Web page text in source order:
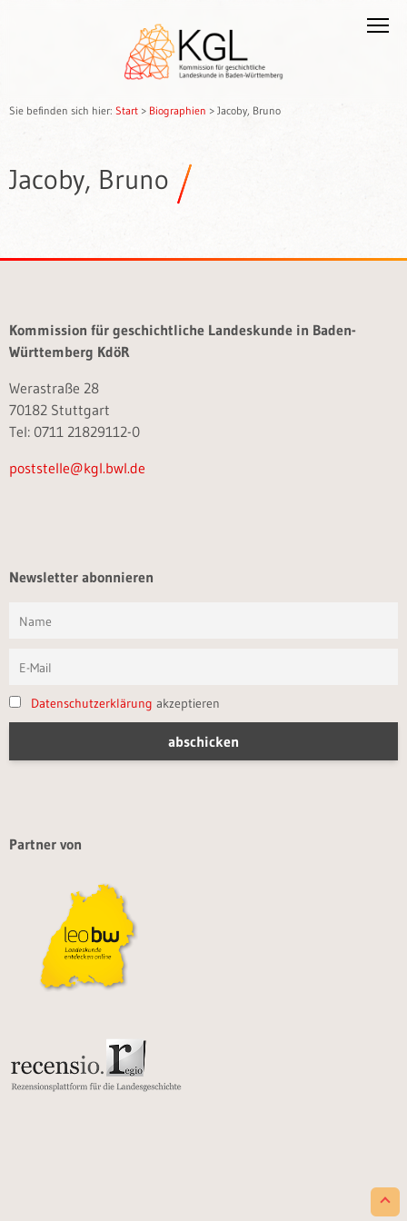
Sie befinden sich hier: Start > Biographien > Jacoby, Bruno
Jacoby, Bruno
Kommission für geschichtliche Landeskunde in Baden-
Württemberg KdöR
Werastraße 28
70182 Stuttgart
Tel: 0711 21829112-0
poststelle@kgl.bwl.de
Newsletter abonnieren
Datenschutzerklärung akzeptieren
Partner von